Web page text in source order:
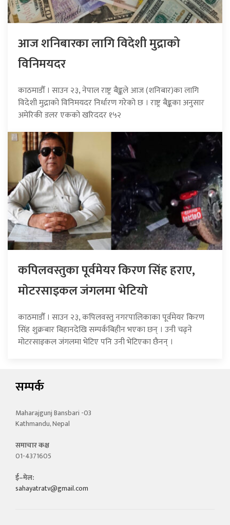
आज शनिबारका लागि विदेशी मुद्राको
विनिमयदर
काठमाडौँ । साउन २३, नेपाल राष्ट्र बैङ्कले आज (शनिबार)का लागि
विदेशी मुद्राको विनिमयदर निर्धारण गरेको छ । राष्ट्र बैङ्कका अनुसार
अमेरिकी डलर एकको खरिददर १५२
कपिलवस्तुका पूर्वमेयर किरण सिंह हराए,
माेटरसाइकल जंगलमा भेटियाे
काठमाडौँ । साउन २३, कपिलवस्तु नगरपालिकाका पूर्वमेयर किरण
सिंह शुक्रबार बिहानदेखि सम्पर्कबिहीन भएका छन् । उनी चढ्ने
मोटरसाइकल जंगलमा भेटिए पनि उनी भेटिएका छैनन् ।
सम्पर्क
Maharajgunj Bansbari -03
Kathmandu, Nepal
समाचार कक्ष
01-4371605
ई–मेल:
sahayatratv@gmail.com